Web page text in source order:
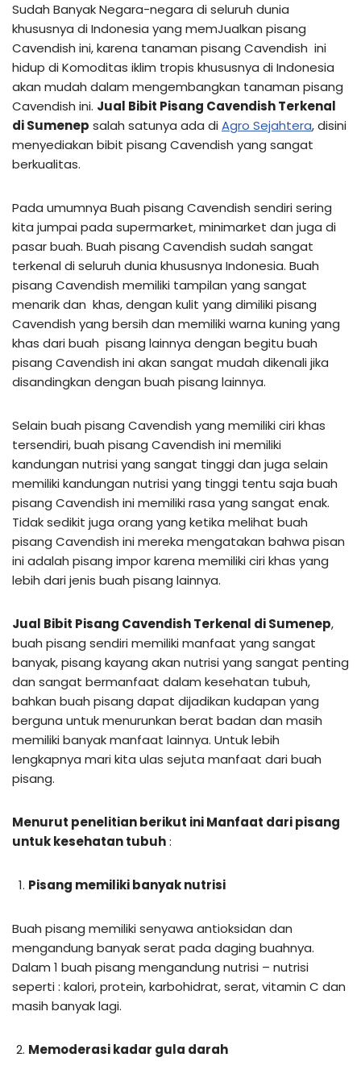
Sudah Banyak Negara-negara di seluruh dunia
khususnya di Indonesia yang memJualkan pisang
Cavendish ini, karena tanaman pisang Cavendish ini
hidup di Komoditas iklim tropis khususnya di Indonesia
akan mudah dalam mengembangkan tanaman pisang
Cavendish ini. Jual Bibit Pisang Cavendish Terkenal
di Sumenep salah satunya ada diAgro Sejahtera, disini
menyediakan bibit pisang Cavendish yang sangat
berkualitas.
Pada umumnya Buah pisang Cavendish sendiri sering
kita jumpai pada supermarket, minimarket dan juga di
pasar buah. Buah pisang Cavendish sudah sangat
terkenal di seluruh dunia khususnya Indonesia. Buah
pisang Cavendish memiliki tampilan yang sangat
menarik dan khas, dengan kulit yang dimiliki pisang
Cavendish yang bersih dan memiliki warna kuning yang
khas dari buah pisang lainnya dengan begitu buah
pisang Cavendish ini akan sangat mudah dikenali jika
disandingkan dengan buah pisang lainnya.
Selain buah pisang Cavendish yang memiliki ciri khas
tersendiri, buah pisang Cavendish ini memiliki
kandungan nutrisi yang sangat tinggi dan juga selain
memiliki kandungan nutrisi yang tinggi tentu saja buah
pisang Cavendish ini memiliki rasa yang sangat enak.
Tidak sedikit juga orang yang ketika melihat buah
pisang Cavendish ini mereka mengatakan bahwa pisan
ini adalah pisang impor karena memiliki ciri khas yang
lebih dari jenis buah pisang lainnya.
Jual Bibit Pisang Cavendish Terkenal di Sumenep,
buah pisang sendiri memiliki manfaat yang sangat
banyak, pisang kayang akan nutrisi yang sangat penting
dan sangat bermanfaat dalam kesehatan tubuh,
bahkan buah pisang dapat dijadikan kudapan yang
berguna untuk menurunkan berat badan dan masih
memiliki banyak manfaat lainnya. Untuk lebih
lengkapnya mari kita ulas sejuta manfaat dari buah
pisang.
Menurut penelitian berikut ini Manfaat dari pisang
untuk kesehatan tubuh:
Pisang memiliki banyak nutrisi
Buah pisang memiliki senyawa antioksidan dan
mengandung banyak serat pada daging buahnya.
Dalam 1 buah pisang mengandung nutrisi – nutrisi
seperti : kalori, protein, karbohidrat, serat, vitamin C dan
masih banyak lagi.
Memoderasi kadar gula darah